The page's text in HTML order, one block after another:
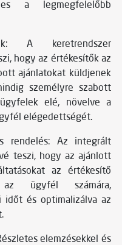
a legmegfelelőbb
A keretrendszer
hogy az értékesítők az
ajánlatokat küldjenek
személyre szabott
elé, növelve a
elégedettségét.
rendelés: Az integrált
teszi, hogy az ajánlott
az értékesítő
ügyfél számára,
időt és optimalizálva az
elemzésekkel és